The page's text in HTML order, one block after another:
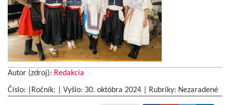
Autor (zdroj): Redakcia
Číslo: |Ročník: | Vyšlo: 30. októbra 2024 Rubriky: Nezaradené